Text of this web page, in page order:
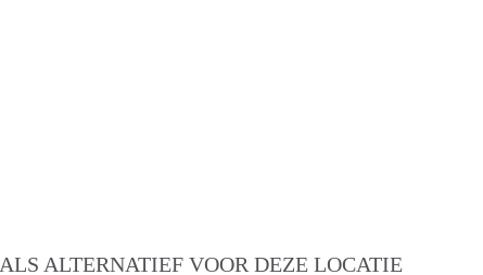
ALS ALTERNATIEF VOOR DEZE LOCATIE